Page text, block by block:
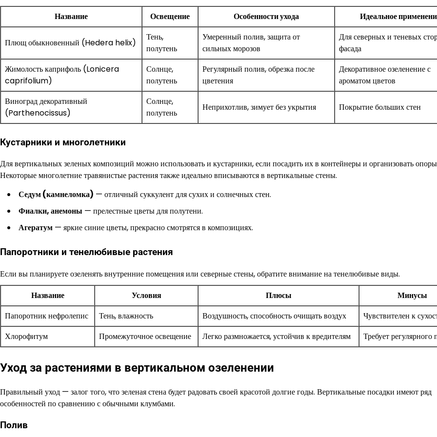
Название
Освещение Особенности ухода Идеальное
Плющ обыкновенный (Hedera helix)
Тень,
полутень
Умеренный полив, защита от
сильных морозов
Для северных и теневых
фасада
Жимолость каприфоль (Lonicera
caprifolium)
Солнце,
полутень
Регулярный полив, обрезка после
цветения
Декоративное озеленение с
ароматом цветов
Виноград декоративный
(Parthenocissus)
Солнце,
полутень
Неприхотлив, зимует без укрытия Покрытие больших стен
Кустарники и многолетники
Для вертикальных зеленых композиций можно использовать и кустарники, если посадить их в контейнеры и организовать
Некоторые многолетние травянистые растения также идеально вписываются в вертикальные стены.
Седум (камнеломка) — отличный суккулент для сухих и солнечных стен.
Фиалки, анемоны — прелестные цветы для полутени.
Агератум — яркие синие цветы, прекрасно смотрятся в композициях.
Папоротники и тенелюбивые растения
Если вы планируете озеленять внутренние помещения или северные стены, обратите внимание на тенелюбивые виды.
Название
Условия Плюсы
Минусы
Папоротник нефролепис
Тень, влажность Воздушность, способность очищать воздух
Чувствителен к
Хлорофитум
Промежуточное освещение Легко размножается, устойчив к вредителям Требует регулярного
Уход за растениями в вертикальном озеленении
Правильный уход — залог того, что зеленая стена будет радовать своей красотой долгие годы. Вертикальные посадки имеют ряд
особенностей по сравнению с обычными клумбами.
Полив